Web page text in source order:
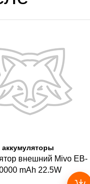
внешний Mivo EB-
mAh 22.5W